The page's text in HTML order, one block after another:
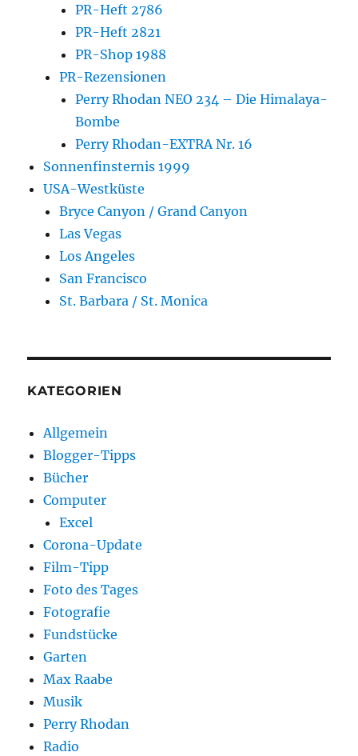
PR-Heft 2786
PR-Heft 2821
PR-Shop 1988
PR-Rezensionen
Perry Rhodan NEO 234 – Die Himalaya-
Bombe
Perry Rhodan-EXTRA Nr. 16
Sonnenfinsternis 1999
USA-Westküste
Bryce Canyon / Grand Canyon
Las Vegas
Los Angeles
San Francisco
St. Barbara / St. Monica
KATEGORIEN
Allgemein
Blogger-Tipps
Bücher
Computer
Excel
Corona-Update
Film-Tipp
Foto des Tages
Fotografie
Fundstücke
Garten
Max Raabe
Musik
Perry Rhodan
Radio